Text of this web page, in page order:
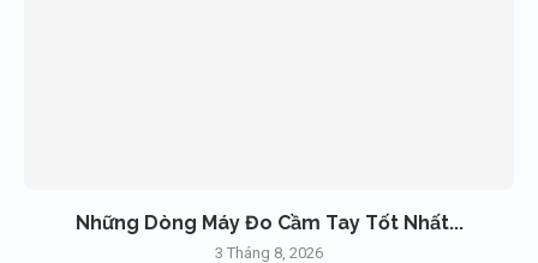
Những Dòng Máy Đo Cầm Tay Tốt Nhất...
3 Tháng 8, 2026